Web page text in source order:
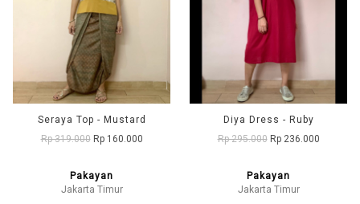
Seraya Top - Mustard
Rp 319.000 Rp 160.000
Pakayan
Jakarta Timur
Diya Dress - Ruby
Rp 295.000 Rp 236.000
Pakayan
Jakarta Timur